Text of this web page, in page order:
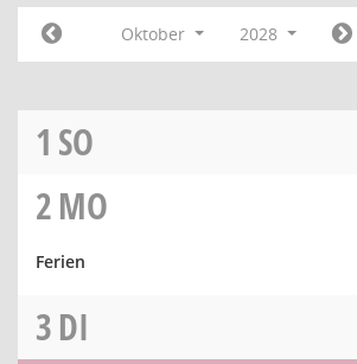
Oktober 2028
1 SO
2MO
Ferien
3DI